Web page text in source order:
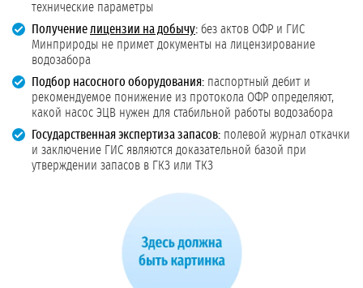
технические параметры
Получениелицензии на добычу: без актов ОФР и ГИС
Минприроды не примет документы на лицензирование
водозабора
Подбор насосного оборудования: паспортный дебит и
рекомендуемое понижение из протокола ОФР определяют,
какой насос ЭЦВ нужен для стабильной работы водозабора
Государственная экспертиза запасов: полевой журнал откачки
и заключение ГИС являются доказательной базой при
утверждении запасов в ГКЗ или ТКЗ